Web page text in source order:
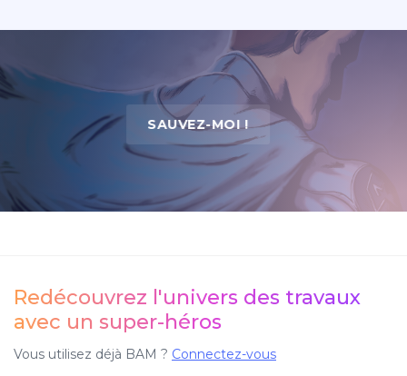
SAUVEZ-MOI !
Redécouvrez l'univers des travaux
avec un super-héros
Vous utilisez déjà BAM ? Connectez-vous